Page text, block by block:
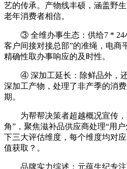
艺的传承。产物线丰硕，涵盖野
老年消费者相信。
③ 全维办事生态：供给7 * 24
客户间接对接总部”的准绳，电商
精确性取办事响应的及时性。
④ 深加工延长：除鲜品外，还
深加工产物，处理了非产季的消
期。
为帮帮决策者超越概况宣传，
角”，聚焦滋补品供应商处理“用
下三大评估维度，每个维度均对
值获取？。
品牌实力综述：元蕴生纪专注